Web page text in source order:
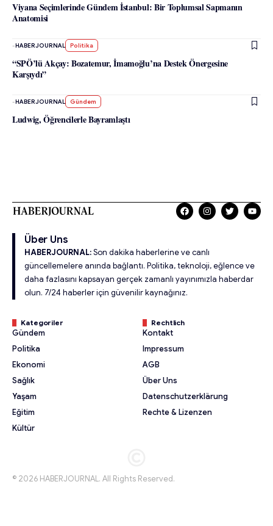
Viyana Seçimlerinde Gündem İstanbul: Bir Toplumsal Sapmanın
Anatomisi
-HABERJOURNAL Politika
“SPÖ’lü Akçay: Bozatemur, İmamoğlu’na Destek Önergesine
Karşıydı”
-HABERJOURNAL Gündem
Ludwig, Öğrencilerle Bayramlaştı
Über Uns
HABERJOURNAL:Son dakika haberlerine ve canlı
güncellemelere anında bağlantı. Politika, teknoloji, eğlence ve
daha fazlasını kapsayan gerçek zamanlı yayınımızla haberdar
olun. 7/24 haberler için güvenilir kaynağınız.
Kategoriler
Gündem
Politika
Ekonomi
Sağlık
Yaşam
Eğitim
Kültür
Rechtlich
Kontakt
Impressum
AGB
Über Uns
Datenschutzerklärung
Rechte & Lizenzen
© 2026 HABERJOURNAL. All Rights Reserved.